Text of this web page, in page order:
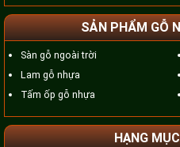
SẢN PHẨM GỖ
Sàn gỗ ngoài trời
Lam gỗ nhựa
Tấm ốp gỗ nhựa
HẠNG